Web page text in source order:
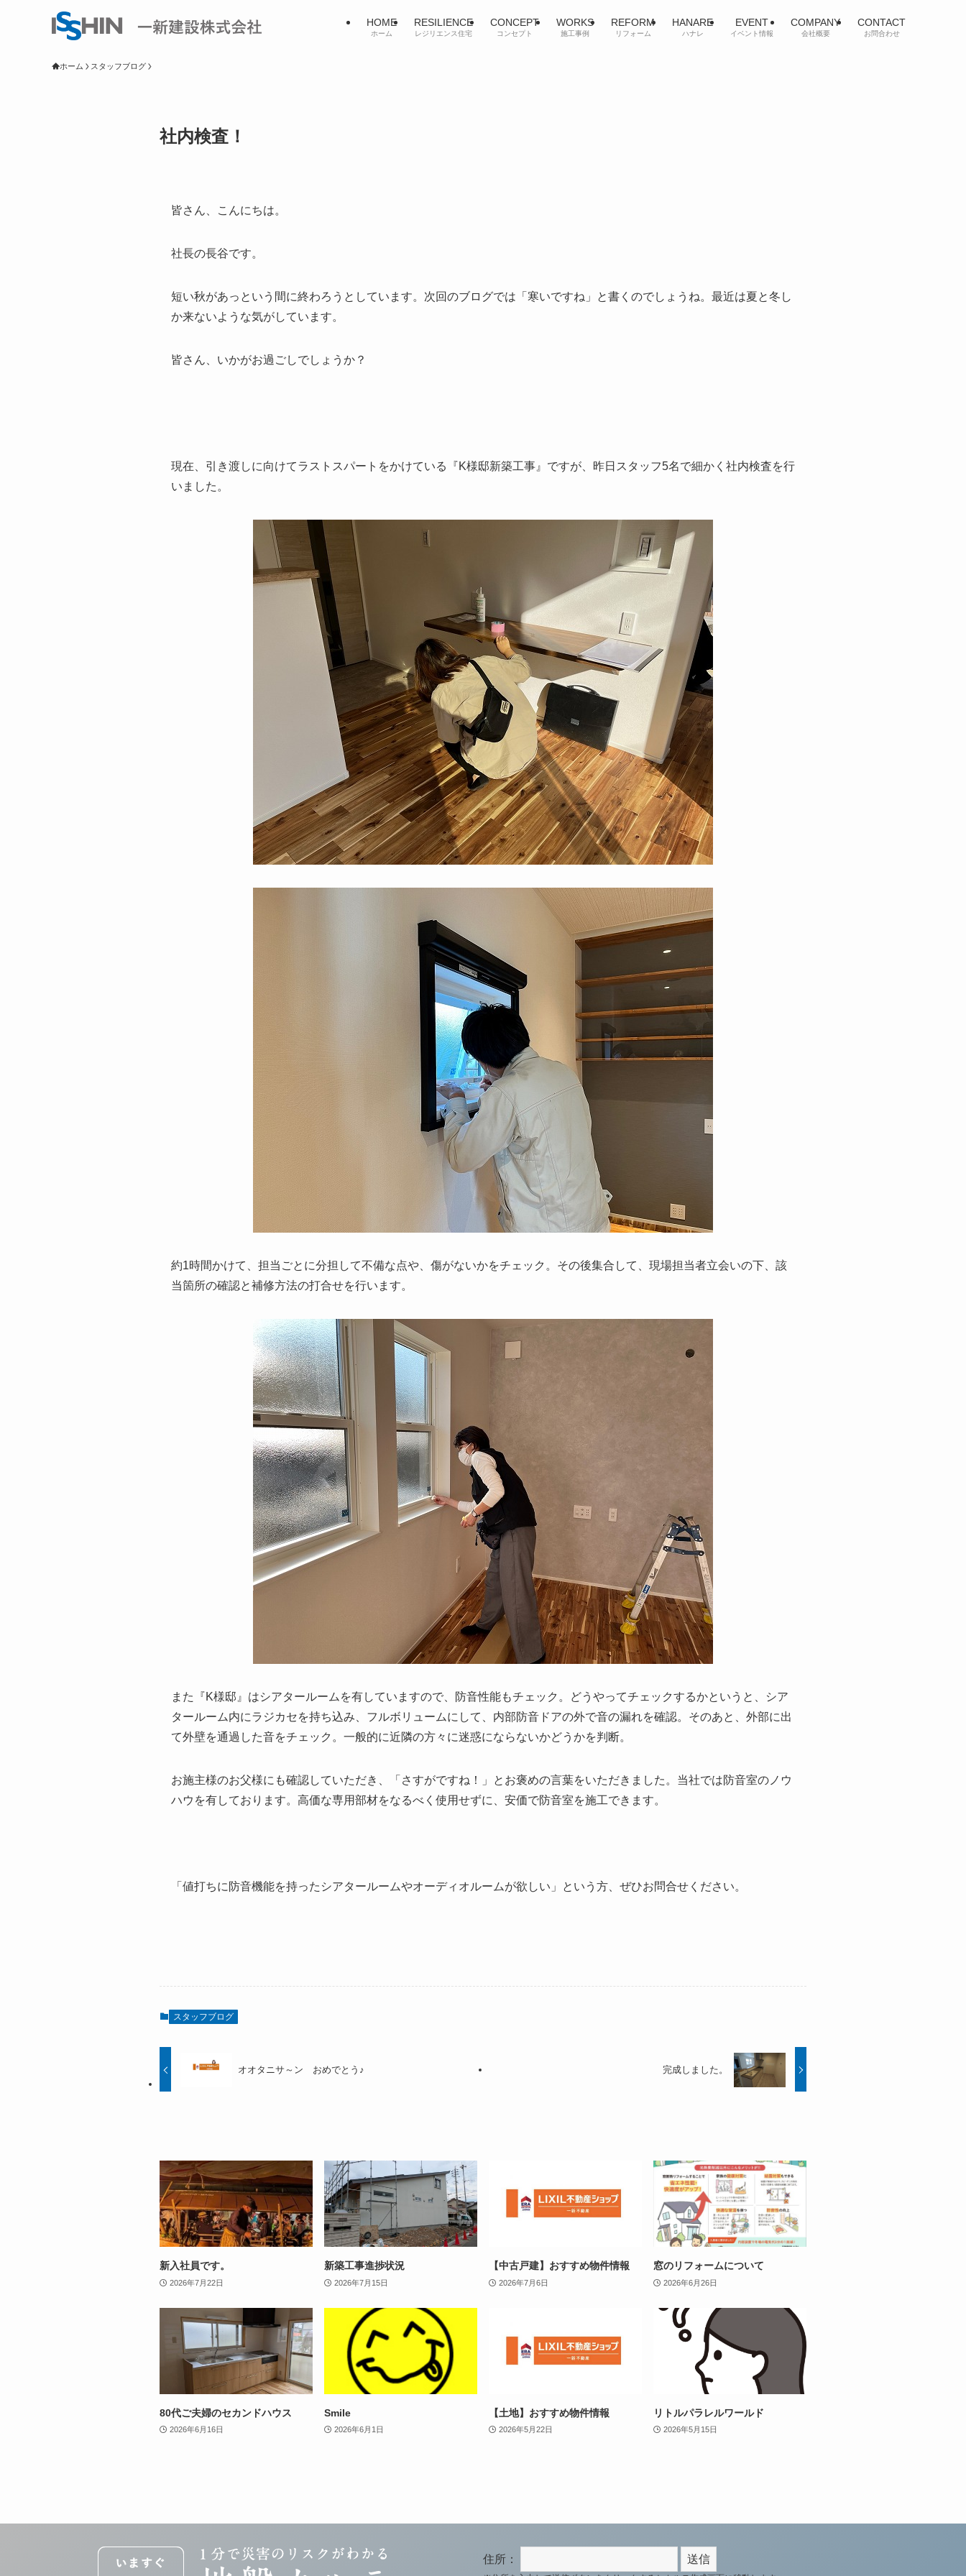
HOME
ホーム
RESILIENCE
レジリエンス住宅
CONCEPT
コンセプト
WORKS
施工事例
REFORM
リフォーム
HANARE
ハナレ
EVENT
イベント情報
COMPANY
会社概要
CONTACT
お問合わせ
ホーム スタッフブログ
社内検査！
皆さん、こんにちは。
社長の長谷です。
短い秋があっという間に終わろうとしています。次回のブログでは「寒いですね」と書くのでしょうね。最近は夏と冬し
か来ないような気がしています。
皆さん、いかがお過ごしでしょうか？
現在、引き渡しに向けてラストスパートをかけている『K様邸新築工事』ですが、昨日スタッフ5名で細かく社内検査を行
いました。
約1時間かけて、担当ごとに分担して不備な点や、傷がないかをチェック。その後集合して、現場担当者立会いの下、該
当箇所の確認と補修方法の打合せを行います。
また『K様邸』はシアタールームを有していますので、防音性能もチェック。どうやってチェックするかというと、シア
タールーム内にラジカセを持ち込み、フルボリュームにして、内部防音ドアの外で音の漏れを確認。そのあと、外部に出
て外壁を通過した音をチェック。一般的に近隣の方々に迷惑にならないかどうかを判断。
お施主様のお父様にも確認していただき、「さすがですね！」とお褒めの言葉をいただきました。当社では防音室のノウ
ハウを有しております。高価な専用部材をなるべく使用せずに、安価で防音室を施工できます。
「値打ちに防音機能を持ったシアタールームやオーディオルームが欲しい」という方、ぜひお問合せください。
スタッフブログ
オオタニサ～ン おめでとう♪ 完成しました。
新入社員です。
2026年7月22日
新築工事進捗状況
2026年7月15日
【中古戸建】おすすめ物件情報
2026年7月6日
窓のリフォームについて
2026年6月26日
80代ご夫婦のセカンドハウス
2026年6月16日
Smile
2026年6月1日
【土地】おすすめ物件情報
2026年5月22日
リトルパラレルワールド
2026年5月15日
住所：